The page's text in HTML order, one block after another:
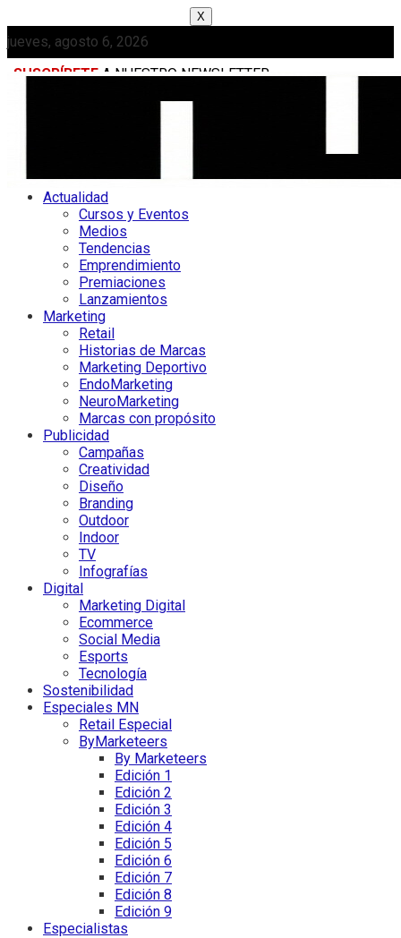
X
jueves, agosto 6, 2026
SUSCRÍBETE A NUESTRO NEWSLETTER
Actualidad
Cursos y Eventos
Medios
Tendencias
Emprendimiento
Premiaciones
Lanzamientos
Marketing
Retail
Historias de Marcas
Marketing Deportivo
EndoMarketing
NeuroMarketing
Marcas con propósito
Publicidad
Campañas
Creatividad
Diseño
Branding
Outdoor
Indoor
TV
Infografías
Digital
Marketing Digital
Ecommerce
Social Media
Esports
Tecnología
Sostenibilidad
Especiales MN
Retail Especial
ByMarketeers
By Marketeers
Edición 1
Edición 2
Edición 3
Edición 4
Edición 5
Edición 6
Edición 7
Edición 8
Edición 9
Especialistas